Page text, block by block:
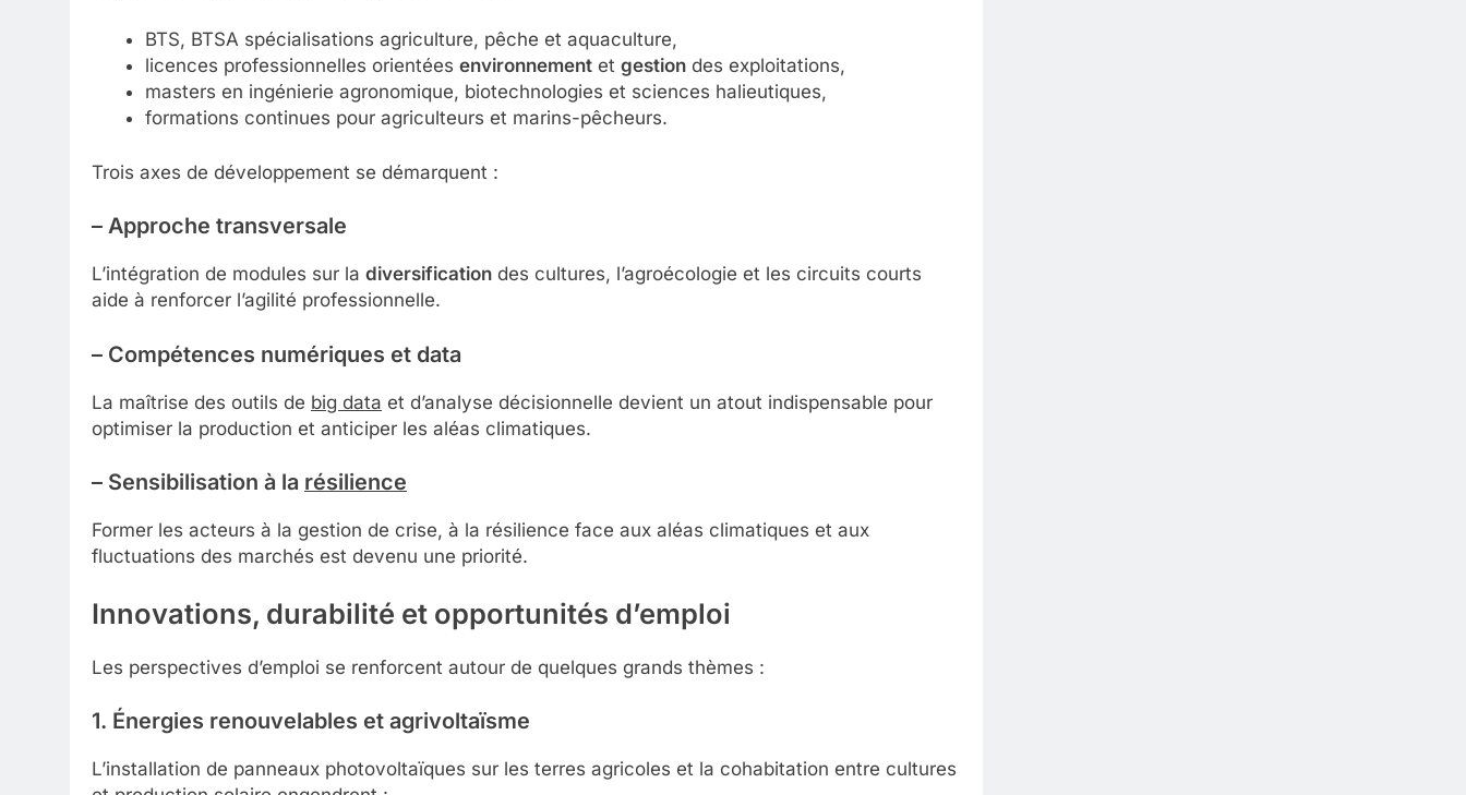
BTS, BTSA spécialisations agriculture, pêche et aquaculture,
licences professionnelles orientées environnementet gestiondes exploitations,
masters en ingénierie agronomique, biotechnologies et sciences halieutiques,
formations continues pour agriculteurs et marins-pêcheurs.
Trois axes de développement se démarquent :
– Approche transversale
L’intégration de modules sur la diversification des cultures, l’agroécologie et les circuits courts
aide à renforcer l’agilité professionnelle.
– Compétences numériques et data
La maîtrise des outils de big data et d’analyse décisionnelle devient un atout indispensable pour
optimiser la production et anticiper les aléas climatiques.
– Sensibilisation à la résilience
Former les acteurs à la gestion de crise, à la résilience face aux aléas climatiques et aux
fluctuations des marchés est devenu une priorité.
Innovations, durabilité et opportunités d’emploi
Les perspectives d’emploi se renforcent autour de quelques grands thèmes :
1. Énergies renouvelables et agrivoltaïsme
L’installation de panneaux photovoltaïques sur les terres agricoles et la cohabitation entre cultures